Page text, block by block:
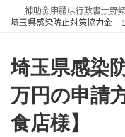
補助金申請は行政書士野
埼玉県感染防止対策協力金
埼玉県感染
万円の申請
食店様】